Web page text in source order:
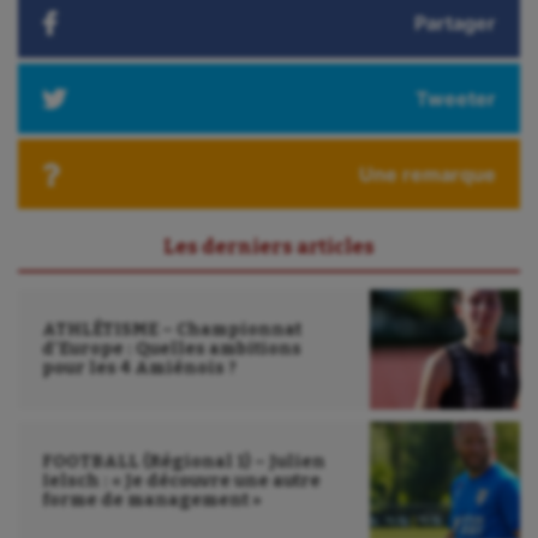
Longue paume
Natation
Omnisports
Paddle
Pétanque
Partager
Tweeter
Une remarque
Les derniers articles
ATHLÉTISME – Championnat
d’Europe : Quelles ambitions
pour les 4 Amiénois ?
FOOTBALL (Régional 1) – Julien
Ielsch : « Je découvre une autre
forme de management »